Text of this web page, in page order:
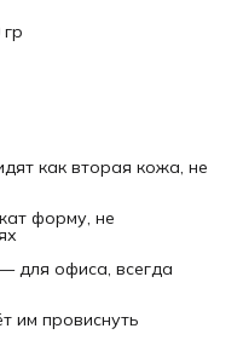
как вторая кожа, не
форму, не
для офиса, всегда
им провиснуть